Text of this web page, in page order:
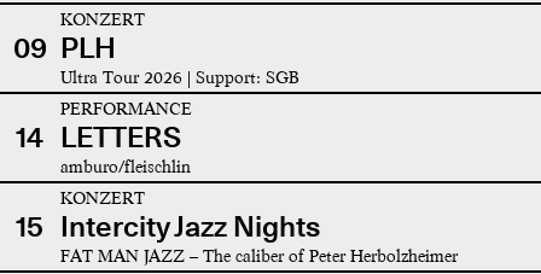
09
KONZERT
PLH
Ultra Tour 2026 | Support: SGB
14
PERFORMANCE
LETTERS
amburo/fleischlin
15
KONZERT
Intercity Jazz Nights
FAT MAN JAZZ – The caliber of Peter Herbolzheimer